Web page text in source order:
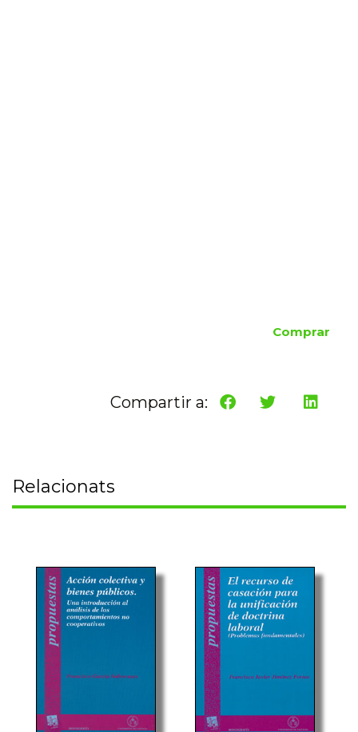
Comprar
Compartir a:
Relacionats